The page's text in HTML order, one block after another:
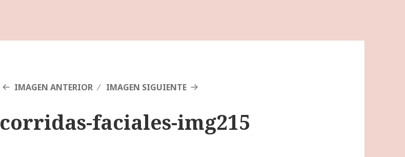
IMAGEN ANTERIOR IMAGEN SIGUIENTE
corridas-faciales-img215